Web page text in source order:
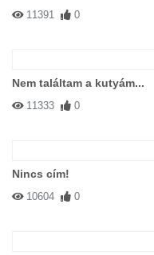
11391 0
Nem találtam a kutyám...
11333 0
Nincs cím!
10604 0